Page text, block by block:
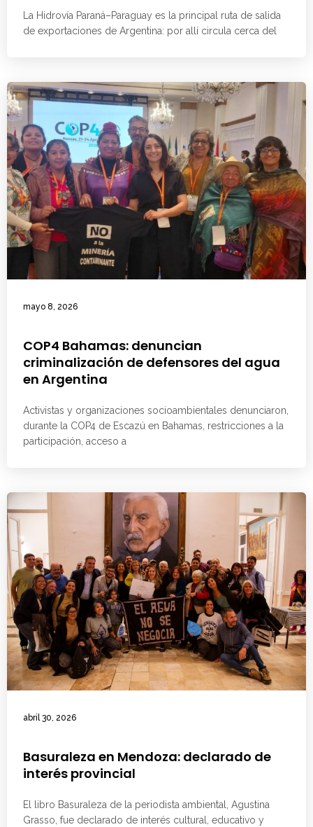
La Hidrovía Paraná–Paraguay es la principal ruta de salida
de exportaciones de Argentina: por allí circula cerca del
mayo 8, 2026
COP4 Bahamas: denuncian
criminalización de defensores del agua
en Argentina
Activistas y organizaciones socioambientales denunciaron,
durante la COP4 de Escazú en Bahamas, restricciones a la
participación, acceso a
abril 30, 2026
Basuraleza en Mendoza: declarado de
interés provincial
El libro Basuraleza de la periodista ambiental, Agustina
Grasso, fue declarado de interés cultural, educativo y